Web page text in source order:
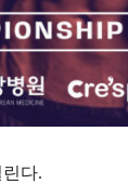
다.